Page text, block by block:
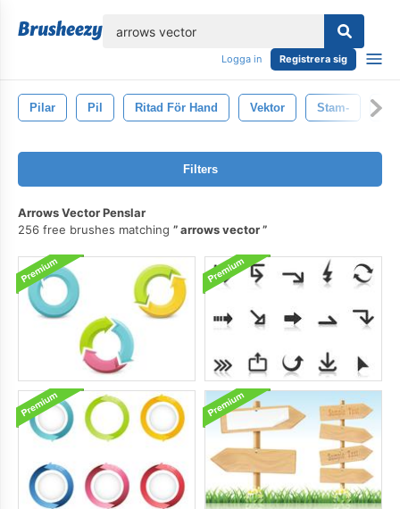
Logga in Registrera sig
Pilar Pil Ritad För Hand Vektor Stam-
Filters
Arrows Vector Penslar
256 free brushes matching
arrows vector